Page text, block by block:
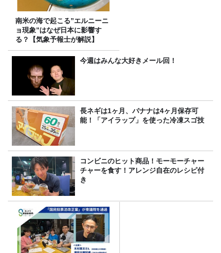
南米の海で起こる”エルニーニ
ョ現象”はなぜ日本に影響す
る？【気象予報士が解説】
今週はみんな大好きメール回！
長ネギは1ヶ月、バナナは4ヶ月保存可
能！「アイラップ」を使った冷凍スゴ技
コンビニのヒット商品！モーモーチャー
チャーを食す！アレンジ自在のレシピ付
き